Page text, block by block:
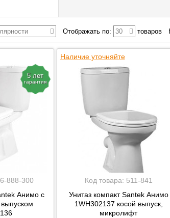
Отображать по: 30 товаров
5 лет
гарантия
888-300
Анимо с
Наличие уточняйте
Код товара: 511-841
Унитаз компакт Santek Анимо
1WH302137 косой выпуск,
микролифт